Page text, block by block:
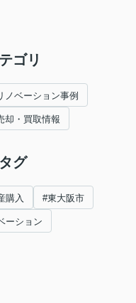
ゴリ
ノベーション事例
却・買取情報
グ
購入 #東大阪市
ーション